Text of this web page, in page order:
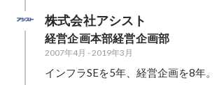
株式会社アシスト
経営企画本部経営企画部
2007年4月 - 2019年3月
インフラSEを5年、経営企画を8年。